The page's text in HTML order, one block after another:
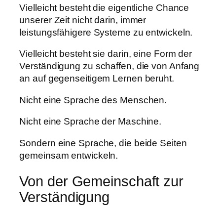
Vielleicht besteht die eigentliche Chance
unserer Zeit nicht darin, immer
leistungsfähigere Systeme zu entwickeln.
Vielleicht besteht sie darin, eine Form der
Verständigung zu schaffen, die von Anfang
an auf gegenseitigem Lernen beruht.
Nicht eine Sprache des Menschen.
Nicht eine Sprache der Maschine.
Sondern eine Sprache, die beide Seiten
gemeinsam entwickeln.
Von der Gemeinschaft zur
Verständigung